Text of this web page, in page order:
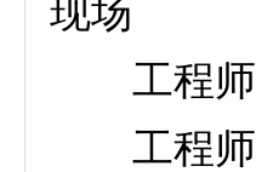
现场
工程师
工程师